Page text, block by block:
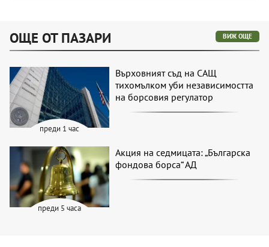
ОЩЕ ОТ ПАЗАРИ ВИЖ ОЩЕ
преди 1 час
Върховният съд на САЩ
тихомълком уби независимостта
на борсовия регулатор
преди 5 часа
Акция на седмицата: „Българска
фондова борса“ АД